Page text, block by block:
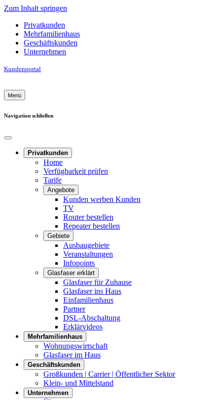
Zum Inhalt springen
Privatkunden
Mehrfamilienhaus
Geschäftskunden
Unternehmen
Kunden­portal
Menü
Navigation schließen
Privatkunden
Home
Verfügbarkeit prüfen
Tarife
Angebote
Kunden werben Kunden
TV
Router bestellen
Repeater bestellen
Gebiete
Ausbaugebiete
Veranstaltungen
Infopoints
Glasfaser erklärt
Glasfaser für Zuhause
Glasfaser ins Haus
Einfamilienhaus
Partner
DSL-Abschaltung
Erklärvideos
Mehrfamilienhaus
Wohnungswirtschaft
Glasfaser im Haus
Geschäftskunden
Großkunden | Carrier | Öffentlicher Sektor
Klein- und Mittelstand
Unternehmen